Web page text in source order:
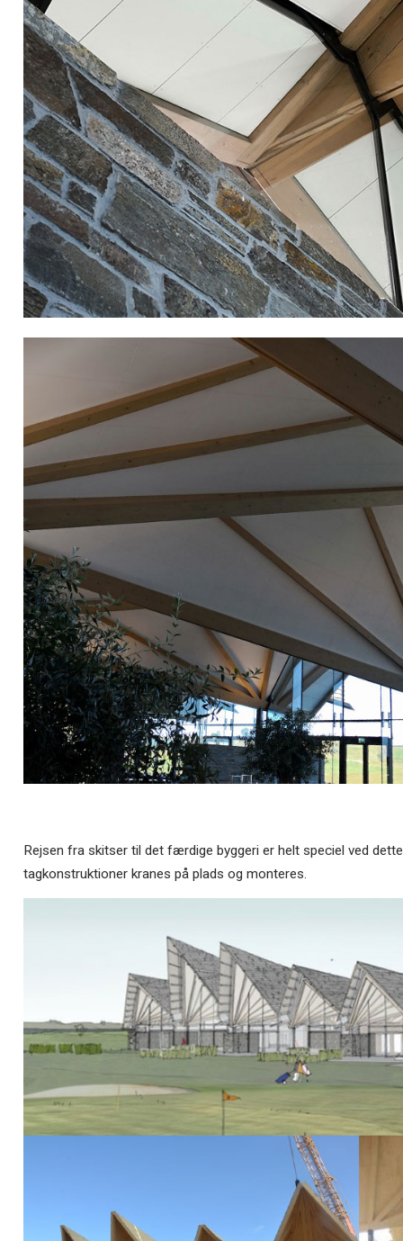
Rejsen fra skitser til det færdige byggeri er helt speciel ved
tagkonstruktioner kranes på plads og monteres.